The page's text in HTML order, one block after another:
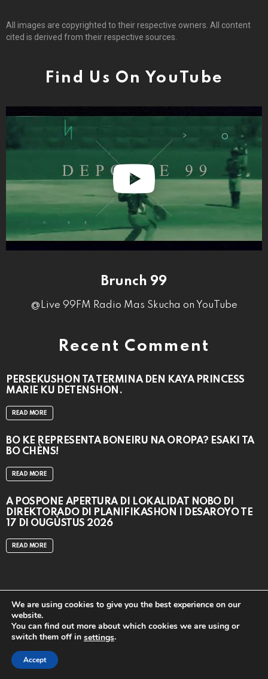
All images are copyrighted to their respective owners. All content
cited is derived from their respective sources.
Find Us On YouTube
Brunch 99
@Live 99FM Radio Mas Skucha on YouTube
Recent Comment
PERSEKUSHON TA TERMINA DEN KAYA PRINCESS
MARIE KU DETENSHON.
READ MORE
BO KE REPRESENTÁ BONEIRU NA OROPA? ESAKI TA
BO CHÈNS!
READ MORE
A POSPONÉ APERTURA DI LOKALIDAT NOBO DI
DIREKTORADO DI PLANIFIKASHON I DESAROYO TE
17 DI OUGÙSTUS 2026
READ MORE
Home Contact us TOP 20
We are using cookies to give you the best experience on our
website.
You can find out more about which cookies we are using or
switch them off in settings.
Accept